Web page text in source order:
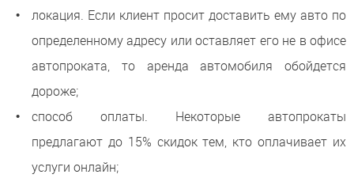
локация. Если клиент просит доставить ему авто по
определенному адресу или оставляет его не в офисе
автопроката, то аренда автомобиля обойдется
дороже;
способ оплаты. Некоторые автопрокаты
предлагают до 15% скидок тем, кто оплачивает их
услуги онлайн;